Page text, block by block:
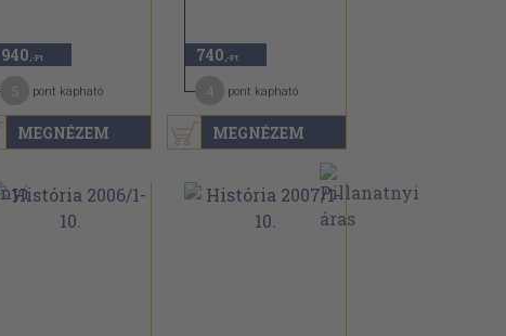
MEGNÉZEM
940 ,-Ft
pont kapható
MEGNÉZEM
740 ,-Ft
pont kapható